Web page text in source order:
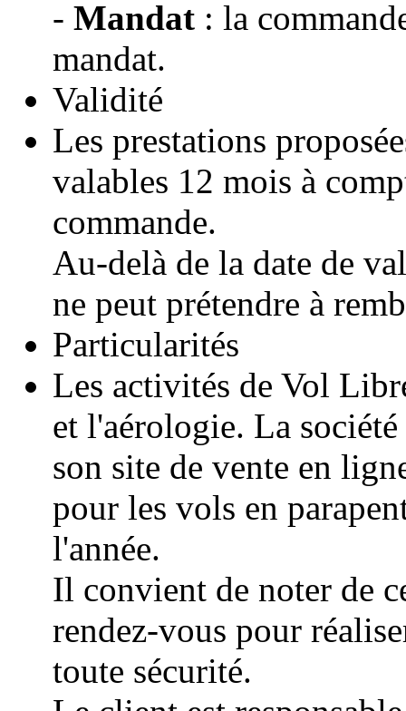
- Mandat : la
mandat.
Validité
Les prestations
valables 12 mois à
commande.
Au-delà de la date de
ne peut prétendre à
Particularités
Les activités de Vol
et l'aérologie. La société
son site de vente en
pour les vols en
l'année.
Il convient de noter de
rendez-vous pour
toute sécurité.